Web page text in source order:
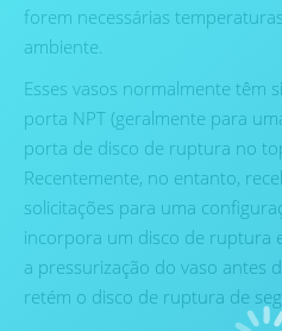
forem necessárias
ambiente.
Esses vasos normalmente têm
porta NPT (geralmente para
porta de disco de ruptura no
Recentemente, no entanto,
solicitações para uma
incorpora um disco de ruptura
a pressurização do vaso antes
retém o disco de ruptura de